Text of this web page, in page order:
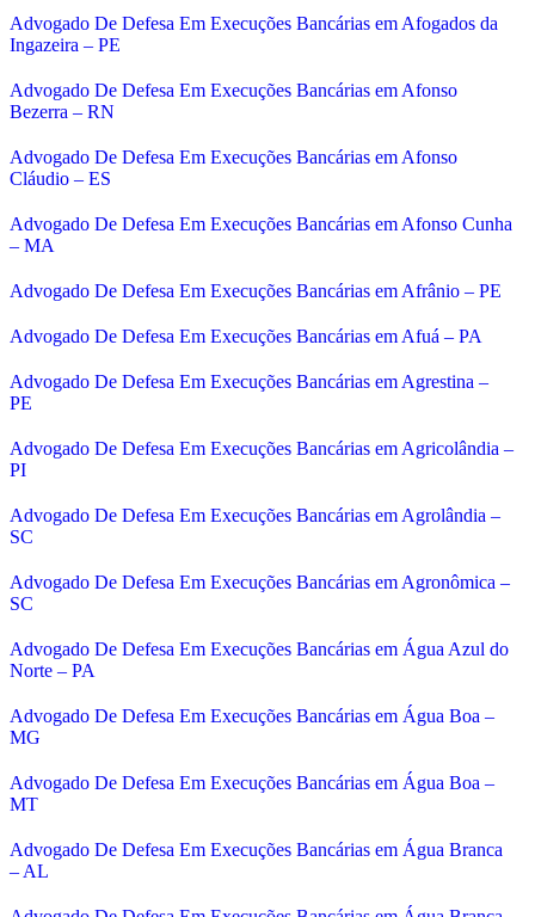
Advogado De Defesa Em Execuções Bancárias em Afogados da
Ingazeira – PE
Advogado De Defesa Em Execuções Bancárias em Afonso
Bezerra – RN
Advogado De Defesa Em Execuções Bancárias em Afonso
Cláudio – ES
Advogado De Defesa Em Execuções Bancárias em Afonso Cunha
– MA
Advogado De Defesa Em Execuções Bancárias em Afrânio – PE
Advogado De Defesa Em Execuções Bancárias em Afuá – PA
Advogado De Defesa Em Execuções Bancárias em Agrestina –
PE
Advogado De Defesa Em Execuções Bancárias em Agricolândia –
PI
Advogado De Defesa Em Execuções Bancárias em Agrolândia –
SC
Advogado De Defesa Em Execuções Bancárias em Agronômica –
SC
Advogado De Defesa Em Execuções Bancárias em Água Azul do
Norte – PA
Advogado De Defesa Em Execuções Bancárias em Água Boa –
MG
Advogado De Defesa Em Execuções Bancárias em Água Boa –
MT
Advogado De Defesa Em Execuções Bancárias em Água Branca
– AL